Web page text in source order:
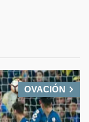
OVACIÓN